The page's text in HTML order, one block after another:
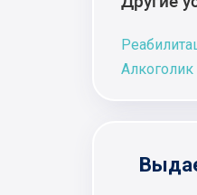
Алкоголик